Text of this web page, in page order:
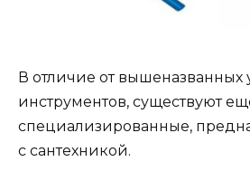
В отличие от вышеназванных
инструментов, существуют
специализированные,
с сантехникой.